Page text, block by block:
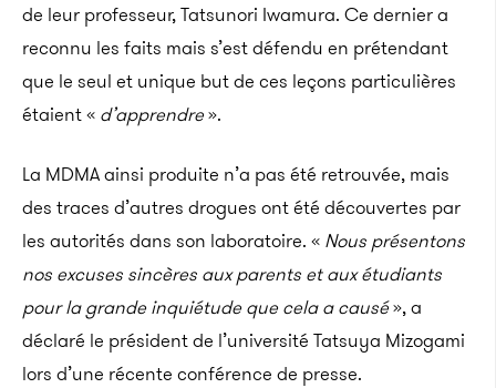
de leur professeur, Tatsunori Iwamura. Ce dernier a
reconnu les faits mais s’est défendu en prétendant
que le seul et unique but de ces leçons particulières
étaient « d’apprendre».
La MDMA ainsi produite n’a pas été retrouvée, mais
des traces d’autres drogues ont été découvertes par
les autorités dans son laboratoire. « Nous présentons
nos excuses sincères aux parents et aux étudiants
pour la grande inquiétude que cela a causé», a
déclaré le président de l’université Tatsuya Mizogami
lors d’une récente conférence de presse.